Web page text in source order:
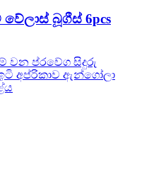
බූගීස් 6pcs